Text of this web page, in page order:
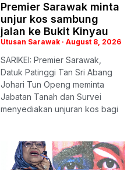
Premier Sarawak minta
unjur kos sambung
jalan ke Bukit Kinyau
Utusan Sarawak August 8, 2026
SARIKEI: Premier Sarawak,
Datuk Patinggi Tan Sri Abang
Johari Tun Openg meminta
Jabatan Tanah dan Survei
menyediakan unjuran kos bagi